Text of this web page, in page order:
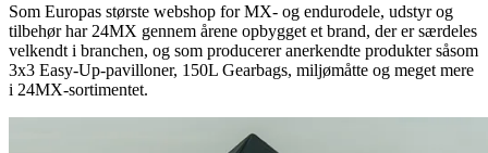
Som Europas største webshop for MX- og endurodele, udstyr og
tilbehør har 24MX gennem årene opbygget et brand, der er særdeles
velkendt i branchen, og som producerer anerkendte produkter såsom
3x3 Easy-Up-pavilloner, 150L Gearbags, miljømåtte og meget mere
i 24MX-sortimentet.